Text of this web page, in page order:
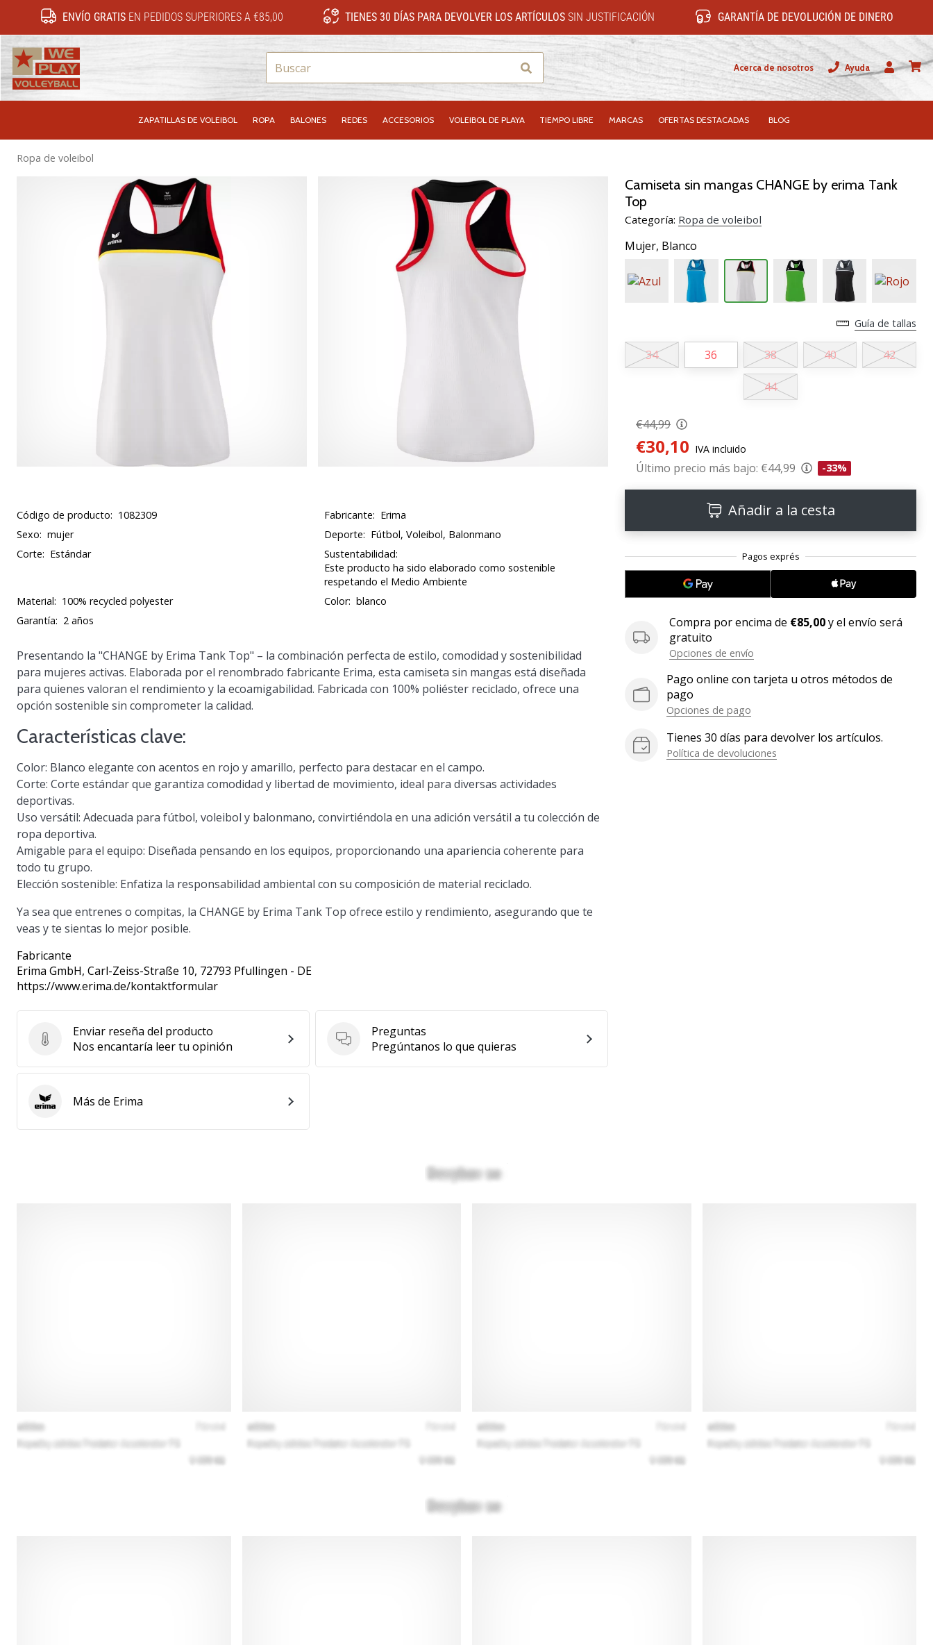
ENVÍO GRATISEN PEDIDOS SUPERIORES A €85,00 TIENES 30 DÍAS PARA DEVOLVER LOS ARTÍCULOS SIN JUSTIFICACIÓN GARANTÍA DE DEVOLUCIÓN DE DINERO
Buscar Acerca de nosotros
Ayuda
Usuario
ZAPATILLAS DE VOLEIBOL ROPA BALONES REDES ACCESORIOS VOLEIBOL DE PLAYA TIEMPO LIBRE MARCAS OFERTAS DESTACADAS BLOG
Ropa de voleibol
Camiseta sin mangas CHANGE by erima Tank
Top
Categoría: Ropa de voleibol
Mujer, Blanco
Guía de tallas
34 36 38 40 42
44
€44,99
€30,10 IVA incluido
Último precio más bajo: €44,99 -33%
Añadir a la cesta
Compra por encima de €85,00y el envío será
gratuito
Opciones de envío
Pago online con tarjeta u otros métodos de
pago
Opciones de pago
Tienes 30 días para devolver los artículos.
Política de devoluciones
Código de producto: 1082309 Fabricante: Erima
Sexo: mujer Deporte: Fútbol, Voleibol, Balonmano
Corte: Estándar
Sustentabilidad:
Este producto ha sido elaborado como sostenible
respetando el Medio Ambiente
Material: 100% recycled polyester Color: blanco
Garantía: 2 años
Presentando la "CHANGE by Erima Tank Top" – la combinación perfecta de estilo, comodidad y sostenibilidad
para mujeres activas. Elaborada por el renombrado fabricante Erima, esta camiseta sin mangas está diseñada
para quienes valoran el rendimiento y la ecoamigabilidad. Fabricada con 100% poliéster reciclado, ofrece una
opción sostenible sin comprometer la calidad.
Características clave:
Color: Blanco elegante con acentos en rojo y amarillo, perfecto para destacar en el campo.
Corte: Corte estándar que garantiza comodidad y libertad de movimiento, ideal para diversas actividades
deportivas.
Uso versátil: Adecuada para fútbol, voleibol y balonmano, convirtiéndola en una adición versátil a tu colección de
ropa deportiva.
Amigable para el equipo: Diseñada pensando en los equipos, proporcionando una apariencia coherente para
todo tu grupo.
Elección sostenible: Enfatiza la responsabilidad ambiental con su composición de material reciclado.
Ya sea que entrenes o compitas, la CHANGE by Erima Tank Top ofrece estilo y rendimiento, asegurando que te
veas y te sientas lo mejor posible.
Fabricante
Erima GmbH, Carl-Zeiss-Straße 10, 72793 Pfullingen - DE
https://www.erima.de/kontaktformular
Enviar reseña del producto
Enviar reseña del producto
Nos encantaría leer tu opinión
Preguntas
Preguntas
Pregúntanos lo que quieras
ErimaMás de Erima